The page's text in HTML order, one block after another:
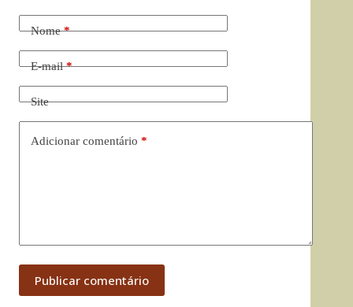
Nome*
E-mail*
Site
Adicionar comentário *
Publicar comentário